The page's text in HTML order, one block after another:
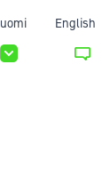
English